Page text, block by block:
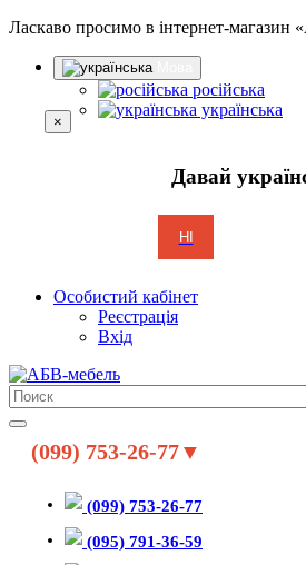
Ласкаво просимо в інтернет-
російська
українська
×
Давай
НІ
Особистий кабінет
Реєстрація
Вхід
(099) 753-26-77▼
(099) 753-26-77
(095) 791-36-59